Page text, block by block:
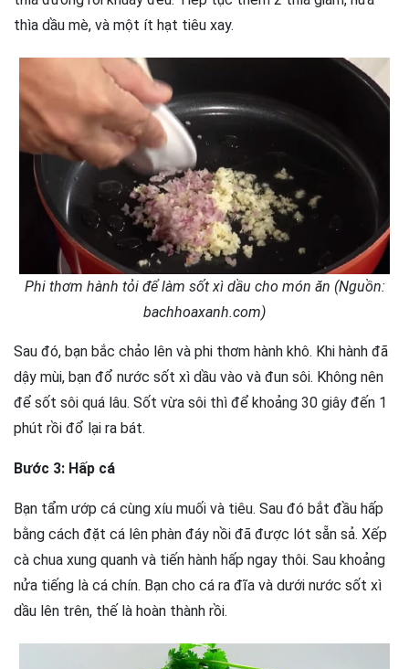
thìa dầu mè, và một ít hạt tiêu xay.
Phi thơm hành tỏi để làm sốt xì dầu cho món ăn (Nguồn:
bachhoaxanh.com)
Sau đó, bạn bắc chảo lên và phi thơm hành khô. Khi hành đã
dậy mùi, bạn đổ nước sốt xì dầu vào và đun sôi. Không nên
để sốt sôi quá lâu. Sốt vừa sôi thì để khoảng 30 giây đến 1
phút rồi đổ lại ra bát.
Bước 3: Hấp cá
Bạn tẩm ướp cá cùng xíu muối và tiêu. Sau đó bắt đầu hấp
bằng cách đặt cá lên phàn đáy nồi đã được lót sẵn sả. Xếp
cà chua xung quanh và tiến hành hấp ngay thôi. Sau khoảng
nửa tiếng là cá chín. Bạn cho cá ra đĩa và dưới nước sốt xì
dầu lên trên, thế là hoàn thành rồi.